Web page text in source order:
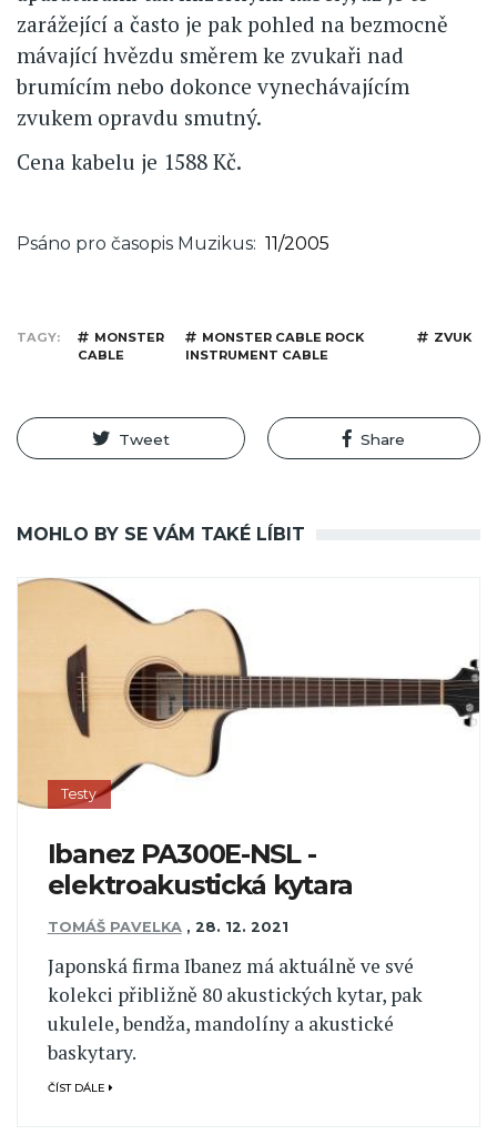
zarážející a často je pak pohled na bezmocně
mávající hvězdu směrem ke zvukaři nad
brumícím nebo dokonce vynechávajícím
zvukem opravdu smutný.
Cena kabelu je 1588 Kč.
Psáno pro časopis Muzikus 11/2005
TAGY
MONSTER
CABLE
MONSTER CABLE ROCK
INSTRUMENT CABLE
ZVUK
Tweet Share
MOHLO BY SE VÁM TAKÉ LÍBIT
Testy
Ibanez PA300E-NSL -
elektroakustická kytara
TOMÁŠ PAVELKA , 28. 12. 2021
Japonská firma Ibanez má aktuálně ve své
kolekci přibližně 80 akustických kytar, pak
ukulele, bendža, mandolíny a akustické
baskytary.
ČÍST DÁLE